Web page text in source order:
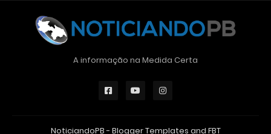
A informação na Medida Certa
NoticiandoPB - Blogger Templates and FBT